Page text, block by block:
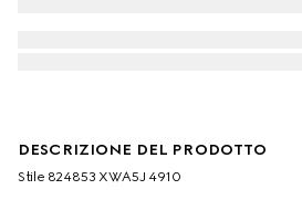
DESCRIZIONE DEL PRODOTTO
Stile ‎824853 XWA5J 4910